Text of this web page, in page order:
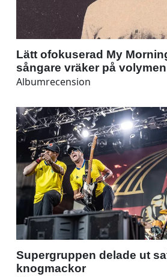
Lätt ofokuserad My
sångare vräker på volymen
Albumrecension
Supergruppen delade ut
knogmackor